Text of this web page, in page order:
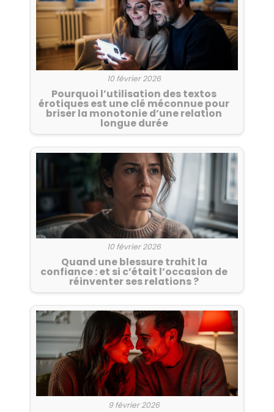
10 février 2026
Pourquoi l’utilisation des textos
érotiques est une clé méconnue pour
briser la monotonie d’une relation
longue durée
10 février 2026
Quand une blessure trahit la
confiance : et si c’était l’occasion de
réinventer ses relations ?
9 février 2026